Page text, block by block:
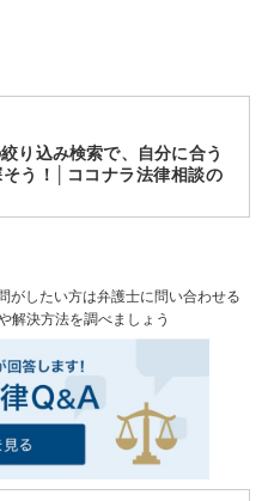
絞り込み検索で、自分に合う
う！│ココナラ法律相談の
がしたい方は弁護士に問い合わせる
解決方法を調べましょう